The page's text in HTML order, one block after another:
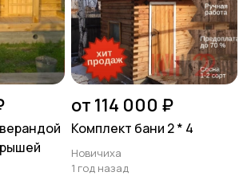
от 114 000 ₽
Комплект бани 2 * 4
Новичиха
1 год назад